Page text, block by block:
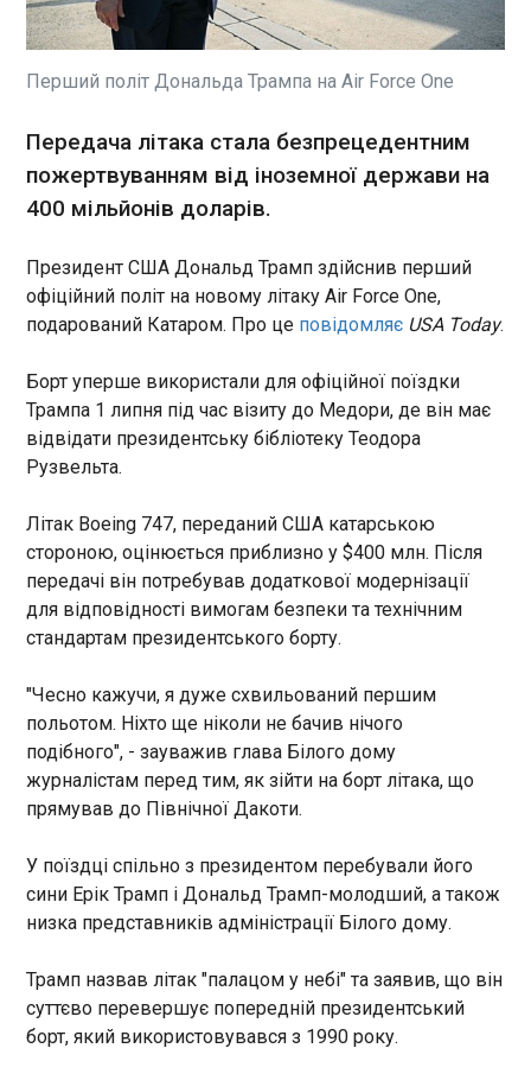
конкурс на виробництво вибухових речовин.
Шість українських компаній отримають
фінансування. Кожна з них зможе виробляти від
можливістю подальшого масштабування. Про
це повідомив міністр оборони Михайло
Федоров.
ЧИТАТЬ
Президент Зеленський зустрівся у Дубліні із
Ірландії
20:06:14
У Дубліні після церемонії
Ірландії в Раді Євросоюзу
відбулася тристороння
зустріч Президента України
Володимира Зеленського ,
Прем’єр-міністра Ірландії
Мікхола Мартіна.
ЧИТАТЬ
українцю в підриві «Північних потоків»:
деталей не бачили, коментувати рано
20:02:00
Уряд відкрив експорт зброї у форматі Drone
19:58:26
Кабінет Міністрів запустив механізм
контрольованого експорту озброєнь та
відрахування частини доходів до спецфонду для
розвитку ОПК та збереження пріоритету
забезпечення ЗСУ. Про це повідомила прем’єр-
міністерка Юлія Свириденко у середу, 1 липня.
ЧИТАТЬ
Перший політ Дональда Трампа на Air Force One
Передача літака стала безпрецедентним
пожертвуванням від іноземної держави на
400 мільйонів доларів.
Президент США Дональд Трамп здійснив перший
офіційний політ на новому літаку Air Force One,
подарований Катаром. Про це повідомляє USA Today.
Борт уперше використали для офіційної поїздки
Трампа 1 липня під час візиту до Медори, де він має
відвідати президентську бібліотеку Теодора
Рузвельта.
Літак Boeing 747, переданий США катарською
стороною, оцінюється приблизно у $400 млн. Після
передачі він потребував додаткової модернізації
для відповідності вимогам безпеки та технічним
стандартам президентського борту.
"Чесно кажучи, я дуже схвильований першим
польотом. Ніхто ще ніколи не бачив нічого
подібного", - зауважив глава Білого дому
журналістам перед тим, як зійти на борт літака, що
прямував до Північної Дакоти.
У поїздці спільно з президентом перебували його
сини Ерік Трамп і Дональд Трамп-молодший, а також
низка представників адміністрації Білого дому.
Трамп назвав літак "палацом у небі" та заявив, що він
суттєво перевершує попередній президентський
борт, який використовувався з 1990 року.